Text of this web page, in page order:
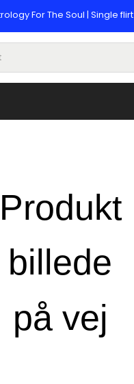
For The Soul | Single flirt